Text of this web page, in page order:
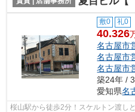
敷0 礼0
40.326
名古屋市
名古屋市
名古屋市
築24年 /
愛知県名
桜山駅から徒歩2分！スケルトン渡し